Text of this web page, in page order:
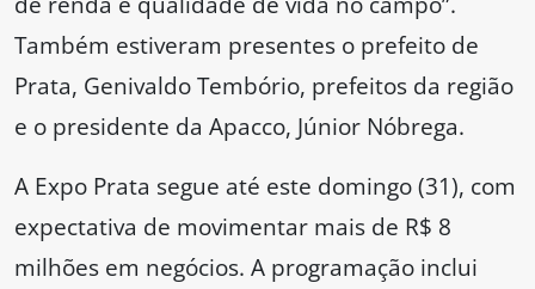
Também estiveram presentes o prefeito de
Prata, Genivaldo Tembório, prefeitos da região
e o presidente da Apacco, Júnior Nóbrega.
A Expo Prata segue até este domingo (31), com
expectativa de movimentar mais de R$ 8
milhões em negócios. A programação inclui